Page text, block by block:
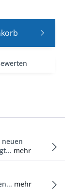
neuen
mehr
mehr